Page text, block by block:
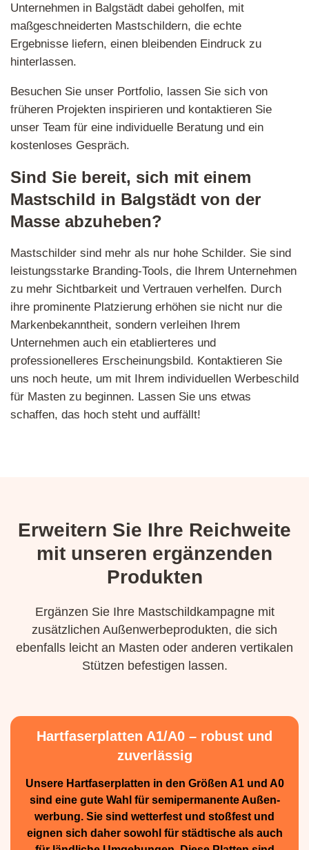
Unternehmen in Balgstädt dabei geholfen, mit
maßgeschneiderten Mastschildern, die echte
Ergebnisse liefern, einen bleibenden Eindruck zu
hinterlassen.
Besuchen Sie unser Portfolio, lassen Sie sich von
früheren Projekten inspirieren und kontaktieren Sie
unser Team für eine individuelle Beratung und ein
kostenloses Gespräch.
Sind Sie bereit, sich mit einem
Mastschild in Balgstädt von der
Masse abzuheben?
Mastschilder sind mehr als nur hohe Schilder. Sie sind
leistungsstarke Branding-Tools, die Ihrem Unternehmen
zu mehr Sichtbarkeit und Vertrauen verhelfen. Durch
ihre prominente Platzierung erhöhen sie nicht nur die
Markenbekanntheit, sondern verleihen Ihrem
Unternehmen auch ein etablierteres und
professionelleres Erscheinungsbild. Kontaktieren Sie
uns noch heute, um mit Ihrem individuellen Werbeschild
für Masten zu beginnen. Lassen Sie uns etwas
schaffen, das hoch steht und auffällt!
Erweitern Sie Ihre Reichweite
mit unseren ergänzenden
Produkten
Ergänzen Sie Ihre Mastschildkampagne mit
zusätzlichen Außenwerbeprodukten, die sich
ebenfalls leicht an Masten oder anderen vertikalen
Stützen befestigen lassen.
Hartfaserplatten A1/A0 – robust und
zuverlässig
Unsere Hartfaserplatten in den Größen A1 und A0
sind eine gute Wahl für semiperma­nente Außen­
werbung. Sie sind wetterfest und stoßfest und
eignen sich daher sowohl für städtische als auch